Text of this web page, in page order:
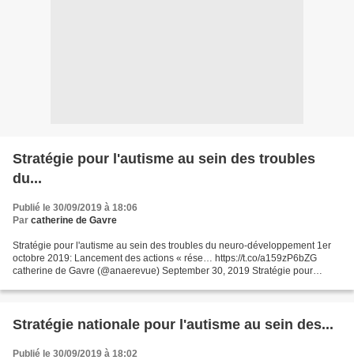
Stratégie pour l'autisme au sein des troubles
du...
Publié le 30/09/2019 à 18:06
Par catherine de Gavre
Stratégie pour l'autisme au sein des troubles du neuro-développement 1er
octobre 2019: Lancement des actions « rése… https://t.co/a159zP6bZG
catherine de Gavre (@anaerevue) September 30, 2019 Stratégie pour
Stratégie nationale pour l'autisme au sein des...
Publié le 30/09/2019 à 18:02